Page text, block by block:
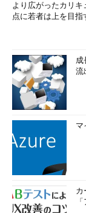
より広がったカリキ
点に若者は上を目指
成
流
マ
カ